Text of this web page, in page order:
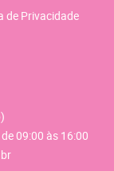
de Privacidade
09:00 às 16:00